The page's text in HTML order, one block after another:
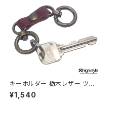
キーホルダー 栃木レザー ツイ
ンミニ丸カラビナ アンティーク
カラー クラブタイプ キーホルダ
¥1,540